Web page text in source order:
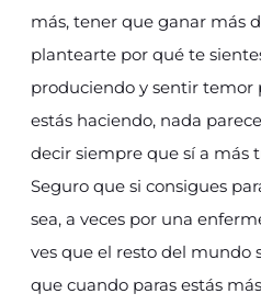
más, tener que ganar más
plantearte por qué te
produciendo y sentir temor
estás haciendo, nada
decir siempre que sí a más
Seguro que si consigues
sea, a veces por una
ves que el resto del mundo
que cuando paras estás